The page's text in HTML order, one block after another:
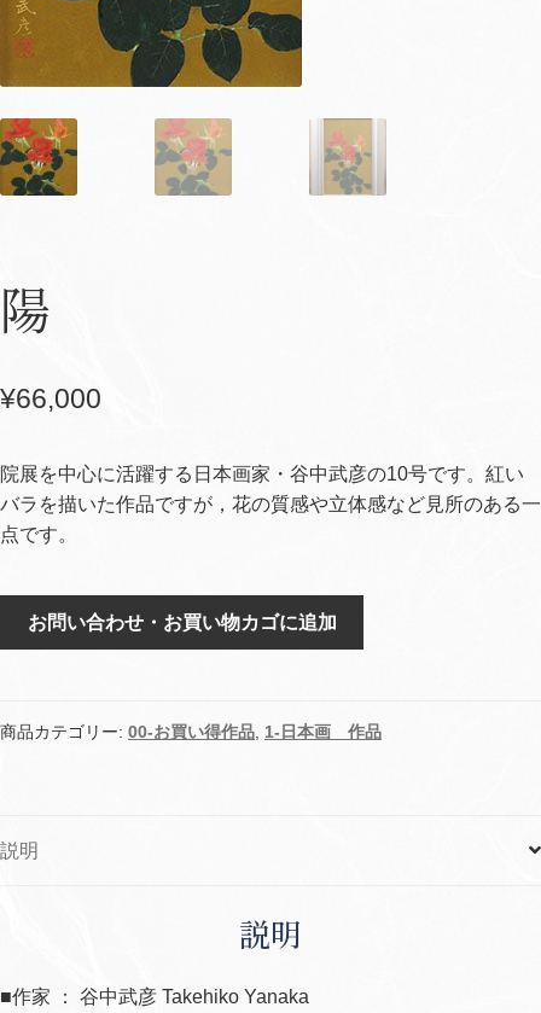
陽
¥66,000
院展を中心に活躍する日本画家・谷中武彦の10号です。紅い
バラを描いた作品ですが，花の質感や立体感など見所のある一
点です。
お問い合わせ・お買い物カゴに追加
商品カテゴリー: 00-お買い得作品 1-日本画 作品
説明
説明
■作家 ： 谷中武彦 Takehiko Yanaka